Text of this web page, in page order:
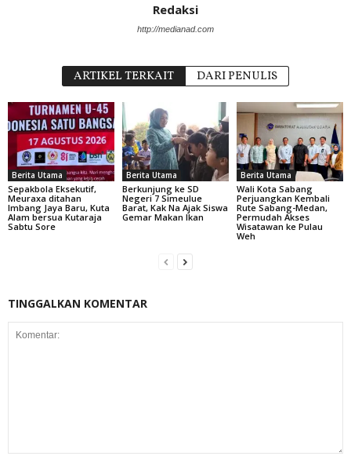
Redaksi
http://medianad.com
ARTIKEL TERKAIT DARI PENULIS
Berita Utama
Sepakbola Eksekutif,
Meuraxa ditahan
Imbang Jaya Baru, Kuta
Alam bersua Kutaraja
Sabtu Sore
Berita Utama
Berkunjung ke SD
Negeri 7 Simeulue
Barat, Kak Na Ajak Siswa
Gemar Makan Ikan
Berita Utama
Wali Kota Sabang
Perjuangkan Kembali
Rute Sabang-Medan,
Permudah Akses
Wisatawan ke Pulau
Weh
TINGGALKAN KOMENTAR